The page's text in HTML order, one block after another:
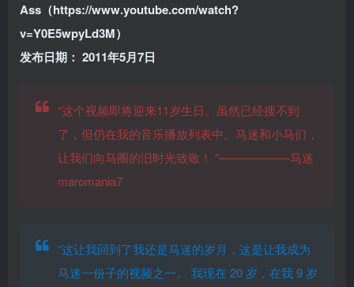
Ass（https://www.youtube.com/watch?
v=Y0E5wpyLd3M）
发布日期： 2011年5月7日
“这个视频即将迎来11岁生日。虽然已经搜不到
了，但仍在我的音乐播放列表中。马迷和小马们，
让我们向马圈的旧时光致敬！ ”——————马迷
maromania7
“这让我回到了我还是马迷的岁月，这是让我成为
马迷一份子的视频之一。 我现在 20 岁，在我 9 岁